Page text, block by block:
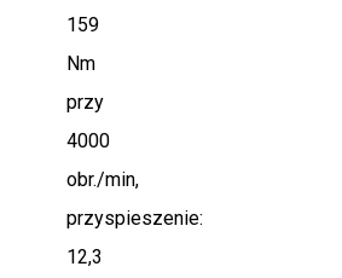
159
Nm
przy
4000
obr./min,
przyspieszenie:
12,3